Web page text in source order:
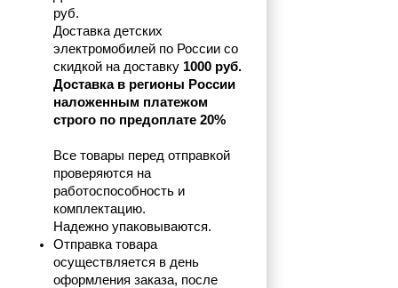
руб.
Доставка детских
электромобилей по России со
скидкой на доставку 1000 руб.
Доставка в регионы России
наложенным платежом
строго по предоплате 20%
Все товары перед отправкой
проверяются на
работоспособность и
комплектацию.
Надежно упаковываются.
Отправка товара
осуществляется в день
оформления заказа, после